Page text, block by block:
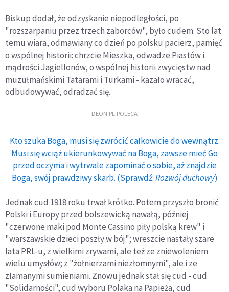
Biskup dodał, że odzyskanie niepodległości, po
"rozszarpaniu przez trzech zaborców", było cudem. Sto lat
temu wiara, odmawiany co dzień po polsku pacierz, pamięć
o wspólnej historii: chrzcie Mieszka, odwadze Piastów i
mądrości Jagiellonów, o wspólnej historii zwycięstw nad
muzułmańskimi Tatarami i Turkami - kazało wracać,
odbudowywać, odradzać się.
DEON.PL POLECA
Kto szuka Boga, musi się zwrócić całkowicie do wewnątrz.
Musi się wciąż ukierunkowywać na Boga, zawsze mieć Go
przed oczyma i wytrwale zapominać o sobie, aż znajdzie
Boga, swój prawdziwy skarb. (Sprawdź:Rozwój duchowy)
Jednak cud 1918 roku trwał krótko. Potem przyszło bronić
Polski i Europy przed bolszewicką nawałą, później
"czerwone maki pod Monte Cassino piły polską krew" i
"warszawskie dzieci poszły w bój"; wreszcie nastały szare
lata PRL-u, z wielkimi zrywami, ale też ze zniewoleniem
wielu umysłów; z "żołnierzami niezłomnymi", ale i ze
złamanymi sumieniami. Znowu jednak stał się cud - cud
"Solidarności", cud wyboru Polaka na Papieża, cud